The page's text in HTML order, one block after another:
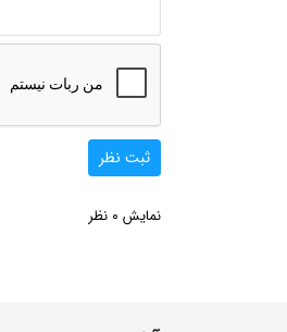
ثبت نظر
نمایش 0 نظر